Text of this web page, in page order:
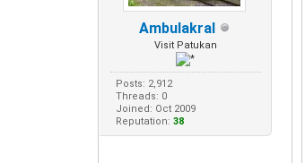
Ambulakral
Visit Patukan
Posts: 2,912
Threads: 0
Joined: Oct 2009
Reputation: 38